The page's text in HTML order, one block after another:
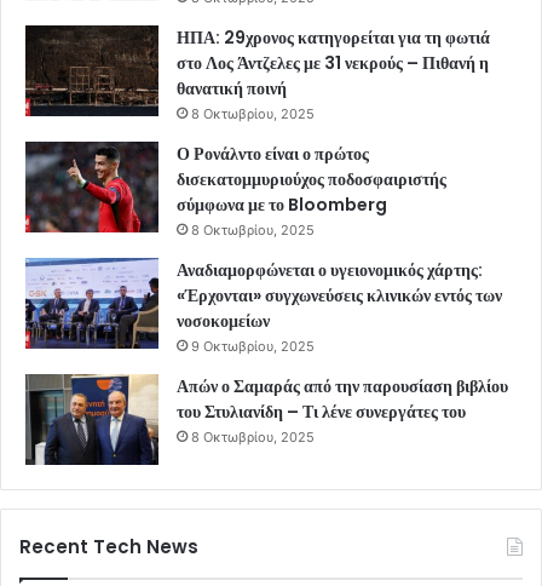
ΗΠΑ: 29χρονος κατηγορείται για τη φωτιά
στο Λος Άντζελες με 31 νεκρούς – Πιθανή η
θανατική ποινή
8 Οκτωβρίου, 2025
Ο Ρονάλντο είναι ο πρώτος
δισεκατομμυριούχος ποδοσφαιριστής
σύμφωνα με το Bloomberg
8 Οκτωβρίου, 2025
Αναδιαμορφώνεται ο υγειονομικός χάρτης:
«Έρχονται» συγχωνεύσεις κλινικών εντός των
νοσοκομείων
9 Οκτωβρίου, 2025
Απών ο Σαμαράς από την παρουσίαση βιβλίου
του Στυλιανίδη – Τι λένε συνεργάτες του
8 Οκτωβρίου, 2025
Recent Tech News